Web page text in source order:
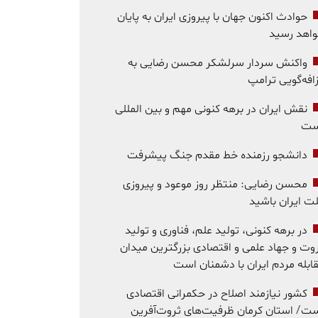
حوادث اکنون جهان با پیروزی ایران به پایان
رسید
واکنش سردار سرلشکر محسن رضایی به
ترامپ
نقش ایران در برهه کنونی مهم و بین المللی
دانشجو رزمنده خط مقدم جنگ پیشرفت
محسن رضایی: منتظر روز موعود و پیروزی
ایران باشید
در برهه کنونی، تولید علم، فناوری و تولید
و جهاد علمی و اقتصادی بزرگترین میدان
مردم ایران با دشمنان است
کشور نیازمند اصلاح در حکمرانی اقتصادی
استان کرمان ظرفیت‌های ثروت‌آفرین